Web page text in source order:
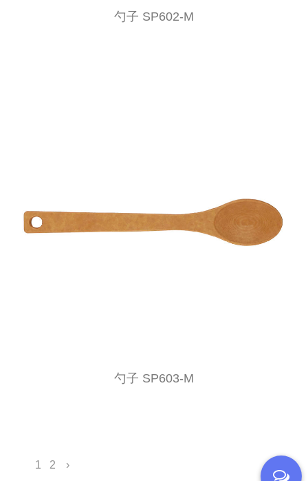
勺子 SP602-M
勺子 SP603-M
1 2 ›